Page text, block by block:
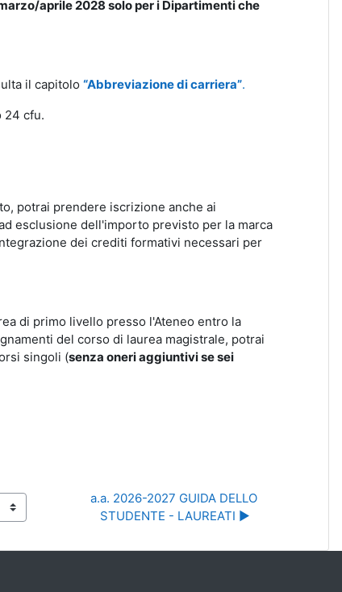
aprile 2028 solo per i Dipartimenti che
il capitolo “Abbreviazione di carriera”.
24 cfu.
potrai prendere iscrizione anche ai
esclusione dell'importo previsto per la marca
dei crediti formativi necessari per
di primo livello presso l'Ateneo entro la
del corso di laurea magistrale, potrai
singoli (senza oneri aggiuntivi se sei
a.a. 2026-2027 GUIDA DELLO
STUDENTE - LAUREATI ▶︎